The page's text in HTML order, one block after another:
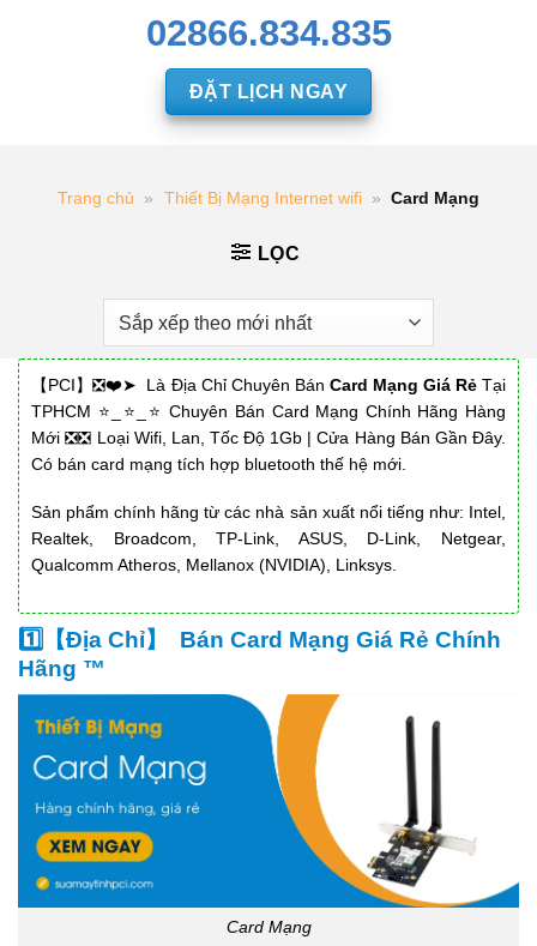
02866.834.835
ĐẶT LỊCH NGAY
Trang chủ » Thiết Bị Mạng Internet wifi » Card Mạng
LỌC
【PCI】❎❤️➤ Là Địa Chỉ Chuyên Bán Card Mạng Giá RẻTại
TPHCM ⭐_⭐_⭐ Chuyên Bán Card Mạng Chính Hãng Hàng
Mới ❎❎ Loại Wifi, Lan, Tốc Độ 1Gb | Cửa Hàng Bán Gần Đây.
Có bán card mạng tích hợp bluetooth thế hệ mới.
Sản phẩm chính hãng từ các nhà sản xuất nổi tiếng như: Intel,
Realtek, Broadcom, TP-Link, ASUS, D-Link, Netgear,
Qualcomm Atheros, Mellanox (NVIDIA), Linksys.
1️⃣【Địa Chỉ】 Bán Card Mạng Giá Rẻ Chính
Hãng ™
Card Mạng